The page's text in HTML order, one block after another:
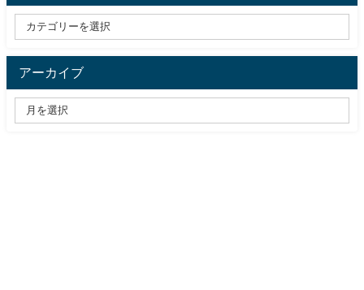
アーカイブ